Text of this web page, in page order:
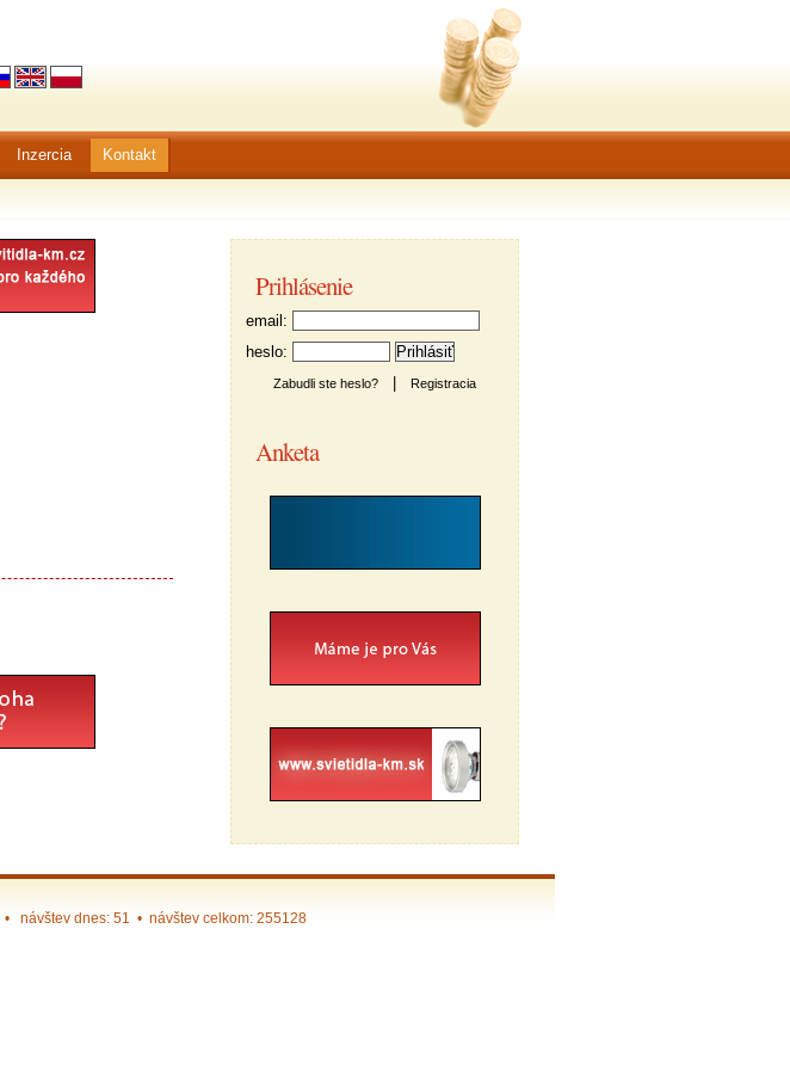
Inzercia Kontakt
Prihlásenie
email:
heslo:
Zabudli ste heslo? Registracia
Anketa
• návštev dnes: 51 • návštev celkom: 255128